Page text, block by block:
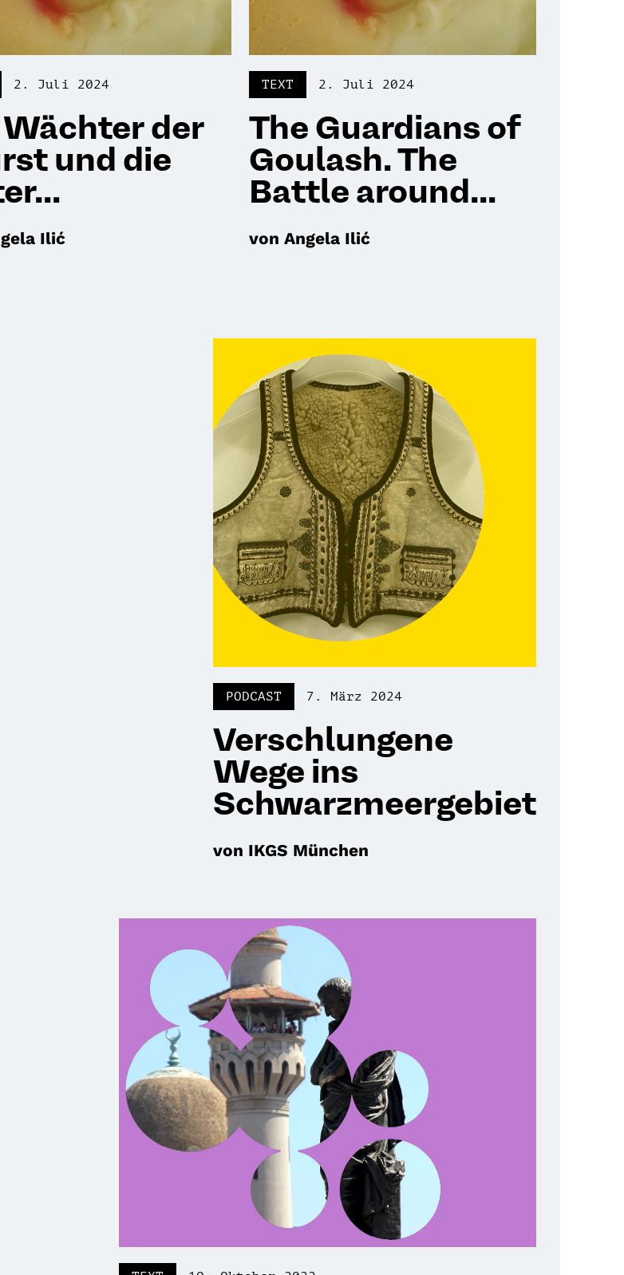
2. Juli 2024
Wächter der
und die
Ilić
TEXT 2. Juli 2024
The Guardians of
Goulash. The
Battle around...
von Angela Ilić
PODCAST 7. März 2024
Verschlungene
Wege ins
Schwarzmeergebiet
von IKGS München